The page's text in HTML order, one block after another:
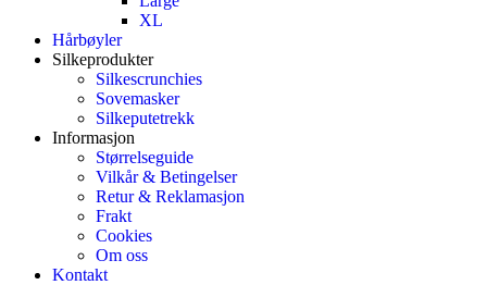
XL
Hårbøyler
Silkeprodukter
Silkescrunchies
Sovemasker
Silkeputetrekk
Informasjon
Størrelseguide
Vilkår & Betingelser
Retur & Reklamasjon
Frakt
Cookies
Om oss
Kontakt